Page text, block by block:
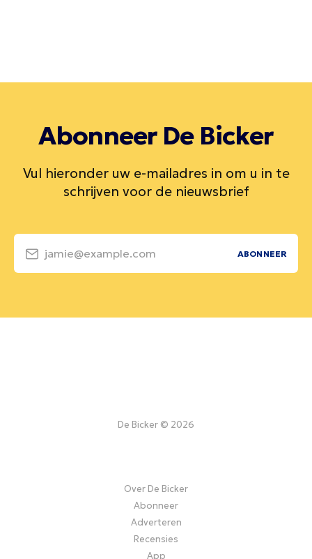
Abonneer De Bicker
Vul hieronder uw e-mailadres in om u in te
schrijven voor de nieuwsbrief
jamie@example.com ABONNEER
De Bicker © 2026
Over De Bicker
Abonneer
Adverteren
Recensies
App